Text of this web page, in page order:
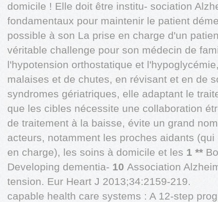
domicile ! Elle doit être institu- sociation
fondamentaux pour maintenir le patient
possible à son La prise en charge d'un
véritable challenge pour son médecin de
l'hypotension orthostatique et
malaises et de chutes, en révisant et en de
syndromes gériatriques, elle adaptant le
que les cibles nécessite une collaboration
de traitement à la baisse, évite un grand
acteurs, notamment les proches aidants
en charge), les soins à domicile et les 1 **
Developing dementia- 10 Association
tension. Eur Heart J 2013;34:2159-219.
capable health care systems : A 12-step